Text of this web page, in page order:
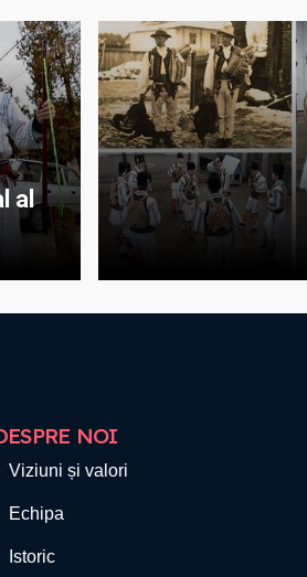
al
NOI
Viziuni și valori
Echipa
Istoric